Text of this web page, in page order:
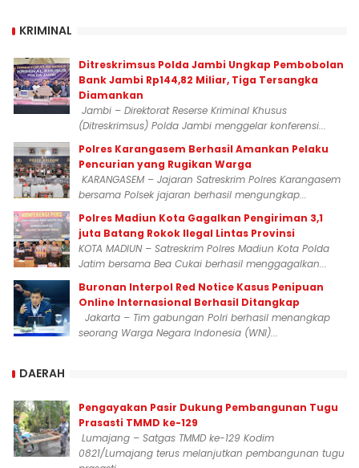
KRIMINAL
Ditreskrimsus Polda Jambi Ungkap Pembobolan
Bank Jambi Rp144,82 Miliar, Tiga Tersangka
Diamankan
Jambi – Direktorat Reserse Kriminal Khusus
(Ditreskrimsus) Polda Jambi menggelar konferensi...
Polres Karangasem Berhasil Amankan Pelaku
Pencurian yang Rugikan Warga
KARANGASEM – Jajaran Satreskrim Polres Karangasem
bersama Polsek jajaran berhasil mengungkap...
Polres Madiun Kota Gagalkan Pengiriman 3,1
juta Batang Rokok Ilegal Lintas Provinsi
KOTA MADIUN – Satreskrim Polres Madiun Kota Polda
Jatim bersama Bea Cukai berhasil menggagalkan...
Buronan Interpol Red Notice Kasus Penipuan
Online Internasional Berhasil Ditangkap
Jakarta – Tim gabungan Polri berhasil menangkap
seorang Warga Negara Indonesia (WNI)...
DAERAH
Pengayakan Pasir Dukung Pembangunan Tugu
Prasasti TMMD ke-129
Lumajang – Satgas TMMD ke-129 Kodim
0821/Lumajang terus melanjutkan pembangunan tugu